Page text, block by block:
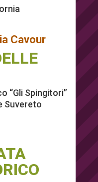
Cavour
“Gli Spingitori”
Suvereto